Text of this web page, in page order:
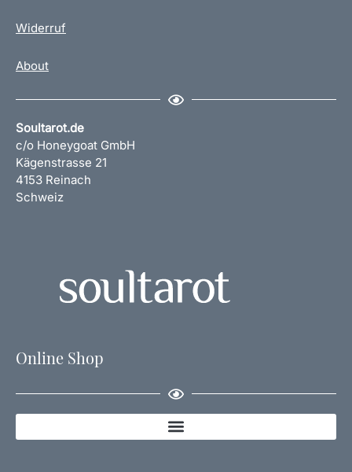
Widerruf
About
Soultarot.de
c/o Honeygoat GmbH
Kägenstrasse 21
4153 Reinach
Schweiz
Online Shop